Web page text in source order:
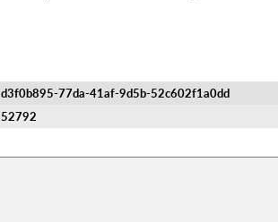
d3f0b895-77da-41af-9d5b-52c602f1a0dd
52792